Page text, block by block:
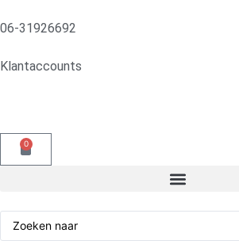
06-31926692
Klantaccounts
0